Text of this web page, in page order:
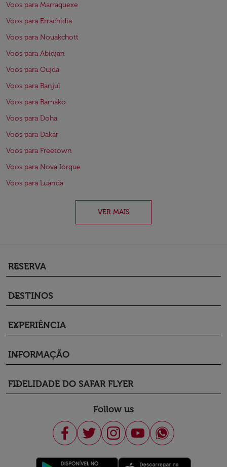
Voos para Marraquexe
Voos para Errachidia
Voos para Nouakchott
Voos para Abidjan
Voos para Oujda
Voos para Banjul
Voos para Bamako
Voos para Doha
Voos para Dakar
Voos para Freetown
Voos para Nova Iorque
Voos para Luanda
VER MAIS
RESERVA
keyboard_arrow_down
DESTINOS
keyboard_arrow_down
EXPERIÊNCIA
keyboard_arrow_down
INFORMAÇÃO
keyboard_arrow_down
FIDELIDADE DO SAFAR FLYER
keyboard_arrow_down
Follow us